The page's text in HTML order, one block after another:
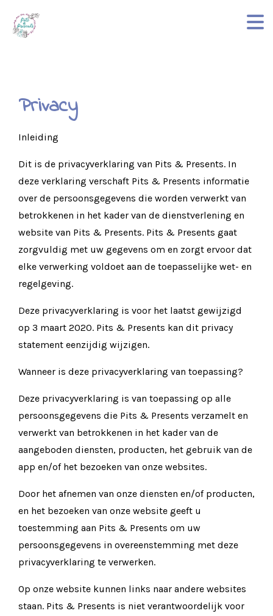
Privacy
Inleiding
Dit is de privacyverklaring van Pits & Presents. In
deze verklaring verschaft Pits & Presents informatie
over de persoonsgegevens die worden verwerkt van
betrokkenen in het kader van de dienstverlening en
website van Pits & Presents. Pits & Presents gaat
zorgvuldig met uw gegevens om en zorgt ervoor dat
elke verwerking voldoet aan de toepasselijke wet- en
regelgeving.
Deze privacyverklaring is voor het laatst gewijzigd
op 3 maart 2020. Pits & Presents kan dit privacy
statement eenzijdig wijzigen.
Wanneer is deze privacyverklaring van toepassing?
Deze privacyverklaring is van toepassing op alle
persoonsgegevens die Pits & Presents verzamelt en
verwerkt van betrokkenen in het kader van de
aangeboden diensten, producten, het gebruik van de
app en/of het bezoeken van onze websites.
Door het afnemen van onze diensten en/of producten,
en het bezoeken van onze website geeft u
toestemming aan Pits & Presents om uw
persoonsgegevens in overeenstemming met deze
privacyverklaring te verwerken.
Op onze website kunnen links naar andere websites
staan. Pits & Presents is niet verantwoordelijk voor